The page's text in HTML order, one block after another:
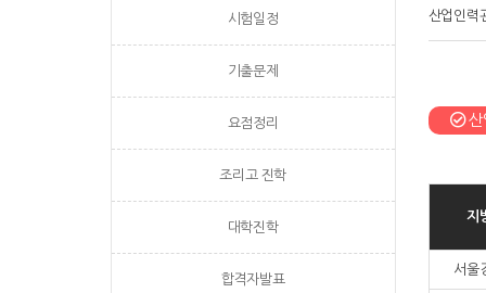
시험일정
기출문제
요점정리
조리고 진학
대학진학
합격자발표
산업인력
산
지
서울